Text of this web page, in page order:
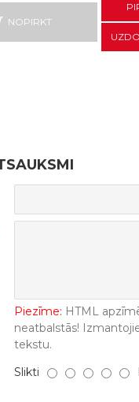
NOPIRKT
Piezīme: HTML
neatbalstās!
tekstu.
Slikti